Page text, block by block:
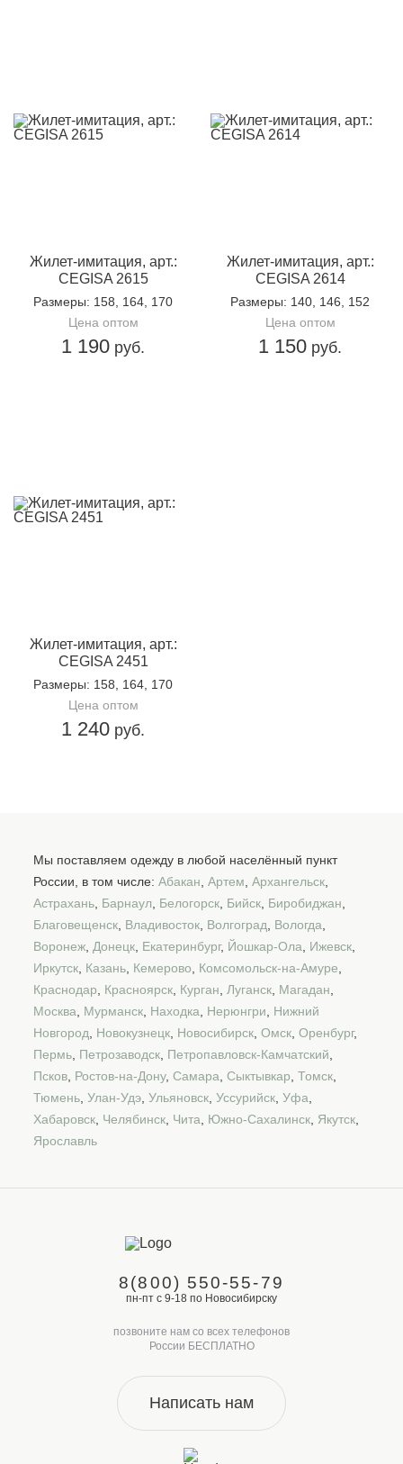
Жилет-имитация, арт.:
CEGISA 2615
Размеры: 158, 164, 170
Цена оптом
1 190 руб.
Жилет-имитация, арт.:
CEGISA 2614
Размеры: 140, 146, 152
Цена оптом
1 150 руб.
Жилет-имитация, арт.:
CEGISA 2451
Размеры: 158, 164, 170
Цена оптом
1 240 руб.
Мы поставляем одежду в любой населённый пункт
России, в том числе: Абакан Артем Архангельск
Астрахань Барнаул Белогорск Бийск Биробиджан
Благовещенск Владивосток Волгоград Вологда
Воронеж Донецк Екатеринбург, Йошкар-Ола Ижевск
Иркутск Казань Кемерово Комсомольск-на-Амуре
Краснодар
Красноярск Курган Луганск Магадан
Москва
Мурманск Находка Нерюнгри
Нижний
Новгород
Новокузнецк Новосибирск Омск Оренбург,
Пермь Петрозаводск Петропавловск-Камчатский
Псков Ростов-на-Дону, Самара Сыктывкар Томск
Тюмень Улан-Удэ Ульяновск Уссурийск Уфа
Хабаровск Челябинск Чита Южно-Сахалинск Якутск
Ярославль
8(800) 550-55-79
пн-пт с 9-18 по Новосибирску
позвоните нам со всех телефонов
России БЕСПЛАТНО
Написать нам